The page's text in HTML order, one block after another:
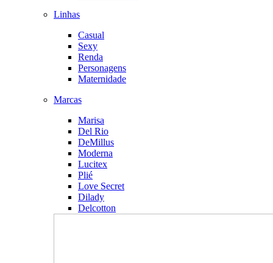
Linhas
Casual
Sexy
Renda
Personagens
Maternidade
Marcas
Marisa
Del Rio
DeMillus
Moderna
Lucitex
Plié
Love Secret
Dilady
Delcotton